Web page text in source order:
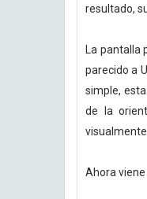
resultado,
La
parecido a
simple,
de la
Ahora